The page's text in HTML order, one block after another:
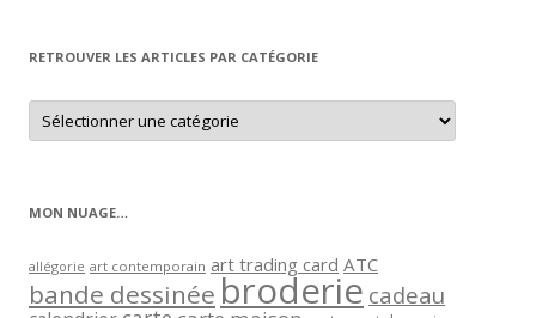
RETROUVER LES ARTICLES PAR CATÉGORIE
Retrouver
les
articles
MON NUAGE…
allégorie art contemporain art trading card ATC
bande dessinée broderie cadeau